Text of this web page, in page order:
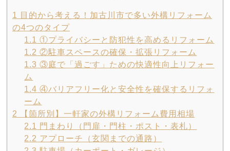
1 目的から考える！加古川市で多い外構リフォーム
の4つのタイプ
1.1 ①プライバシーと防犯性を高めるリフォーム
1.2 ②駐車スペースの確保・拡張リフォーム
1.3 ③庭で「過ごす」ための快適性向上リフォー
ム
1.4 ④バリアフリー化と安全性を確保するリフォ
ーム
2
【箇所別】一軒家の外構リフォーム費用相場
2.1 門まわり（門扉・門柱・ポスト・表札）
2.2 アプローチ（玄関までの通路）